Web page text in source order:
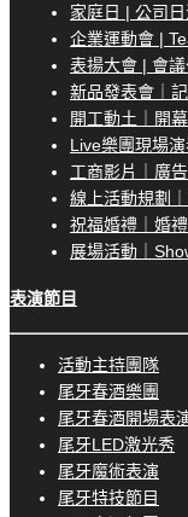
家庭日 | 公司
企業運動會 |
表揚大會 | 會議
新品發表會｜
開工動土｜開
Live樂團現場
工商影片｜廣
線上活動規劃
祝福婚禮｜婚
展場活動｜
表演節目
活動主持團隊
尾牙春酒樂團
尾牙春酒開場表
尾牙LED激光秀
尾牙魔術表演
尾牙特技節目